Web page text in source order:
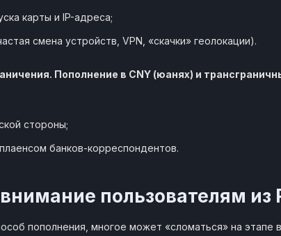
карты и IP-адреса;
смена устройств, VPN, «скачки» геолокации).
Пополнение в CNY (юанях) и
стороны;
банков-корреспондентов.
пользователям из
пополнения, многое может «сломаться» на этапе